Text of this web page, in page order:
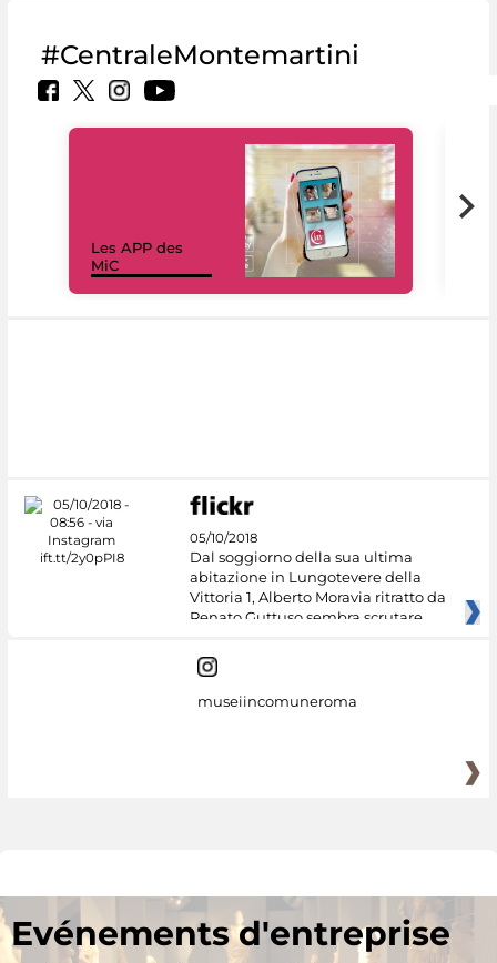
#CentraleMontemartini
Les APP des
MiC
05/10/2018
Dal soggiorno della sua ultima
abitazione in Lungotevere della
Vittoria 1, Alberto Moravia ritratto da
Renato Guttuso sembra scrutare
museiincomuneroma
Evénements d'entreprise